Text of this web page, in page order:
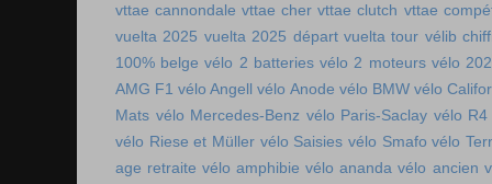
vttae cannondale vttae cher vttae clutch vttae
vuelta 2025 vuelta 2025 départ vuelta tour vélib
100% belge vélo 2 batteries vélo 2 moteurs vélo
AMG F1 vélo Angell vélo Anode vélo BMW vélo
Mats vélo Mercedes-Benz vélo Paris-Saclay vélo R4
vélo Riese et Müller vélo Saisies vélo Smafo vélo
age retraite vélo amphibie vélo ananda vélo ancien